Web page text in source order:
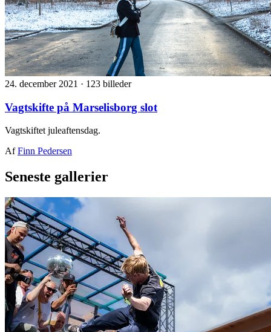
24. december 2021 · 123 billeder
Vagtskifte på Marselisborg slot
Vagtskiftet juleaftensdag.
AfFinn Pedersen
Seneste gallerier